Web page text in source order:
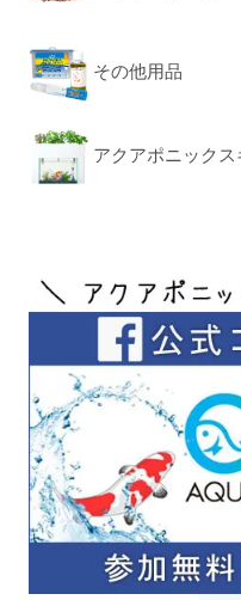
その他用品
アクアポニックス